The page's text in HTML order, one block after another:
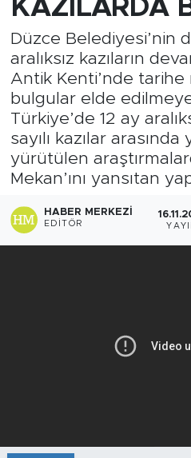
KAZILARDA
Düzce Belediyesi’nin
aralıksız kazıların
Antik Kenti’nde tarihe
bulgular elde
Türkiye’de 12 ay
sayılı kazılar
yürütülen
Mekan’ını yansıtan
HABER MERKEZI
EDITÖR
Yerel Haber
Öncü Radyo Dinle
Öncü TV İzle
Tüm Manşetler
Son Dakika Haberleri
Haber Arşivi